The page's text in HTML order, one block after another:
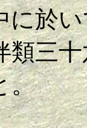
い
類三